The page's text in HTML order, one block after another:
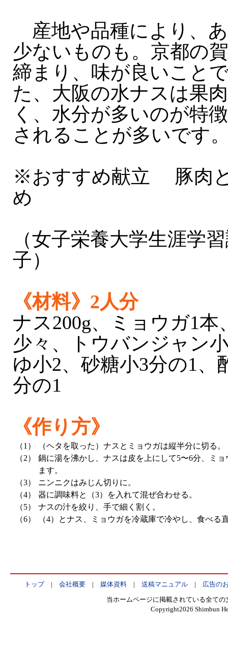
産地や品種により、
少ないものも。京都の
締まり、味が良いこと
た、大阪の水ナスは果
く、水分が多いのが特
されることが多いです
※おすすめ献立 豚肉
め
（女子栄養大学生涯学
子）
《材料》2人分
ナス200g、ミョウガ1本
少々、トウバンジャン
ゆ小2、砂糖小3分の1、
分の1
《作り方》
（1）
（ヘタを取った）ナスとミョウガは縦半分に切る。
（2）
鍋に湯を沸かし、ナスは皮を上にして5〜6分、ミ
ます。
（3）
ニンニクはみじん切りに。
（4）
器に調味料と（3）を入れて混ぜ合わせる。
（5）
ナスの汁を絞り、手で細く割く。
（6）
（4）とナス、ミョウガを冷蔵庫で冷やし、食べる
トップ| 会社概要| 媒体資料| 送稿マニュアル| 広告の
当ホームページに掲載されている全て
Copyright2026 Shimbun